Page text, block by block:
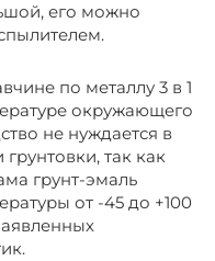
его можно
по металлу 3 в 1
окружающего
не нуждается в
так как
грунт-эмаль
от -45 до +100